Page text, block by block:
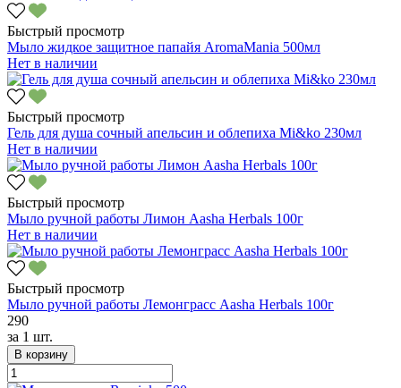
Быстрый просмотр
Мыло жидкое защитное папайя AromaMania 500мл
Нет в наличии
Быстрый просмотр
Гель для душа сочный апельсин и облепиха Mi&ko 230мл
Нет в наличии
Быстрый просмотр
Мыло ручной работы Лимон Aasha Herbals 100г
Нет в наличии
Быстрый просмотр
Мыло ручной работы Лемонграсс Aasha Herbals 100г
290
за 1 шт.
В корзину